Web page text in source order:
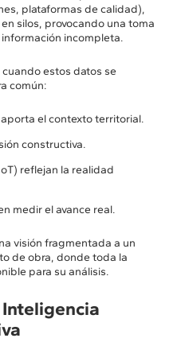
plataformas de calidad),
silos, provocando una toma
incompleta.
estos datos se
común:
aporta el contexto territorial.
constructiva.
reflejan la realidad
medir el avance real.
visión fragmentada a un
de obra, donde toda la
para su análisis.